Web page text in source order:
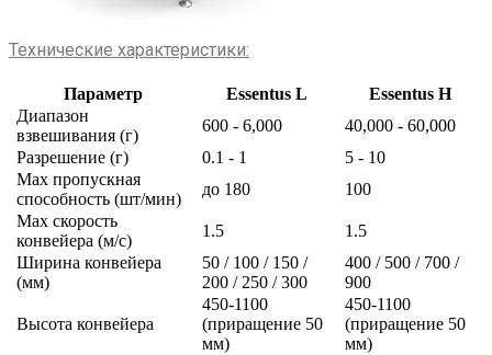
Технические характеристики:
Параметр Essentus L
Essentus H
Диапазон
взвешивания (г)
600 - 6,000
40,000 - 60,000
Разрешение (г)
0.1 - 1
5 - 10
Max пропускная
способность (шт/мин)
до 180
100
Max скорость
конвейера (м/с)
1.5
1.5
Ширина конвейера
(мм)
50 / 100 / 150 /
200 / 250 / 300
400 / 500 / 700 /
900
Высота конвейера
450-1100
(приращение 50
мм)
450-1100
(приращение 50
мм)